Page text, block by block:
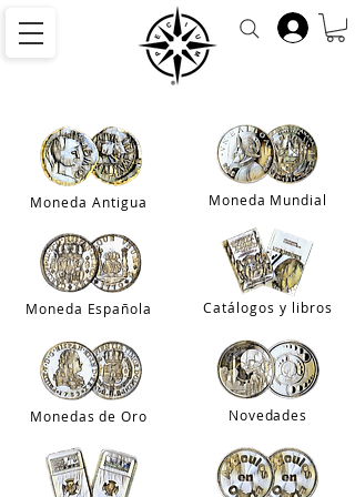
Moneda Antigua
Moneda Española
Monedas de Oro
Moneda Mundial
Catálogos y libros
Novedades